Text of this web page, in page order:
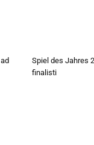
Spiel des Jahres
finalisti